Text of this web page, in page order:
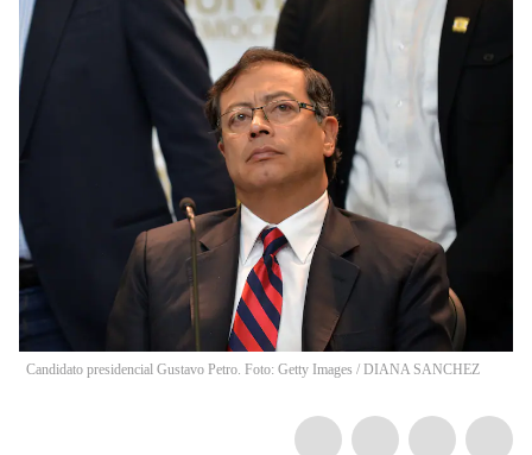
Candidato presidencial Gustavo Petro. Foto: Getty Images / DIANA SANCHEZ